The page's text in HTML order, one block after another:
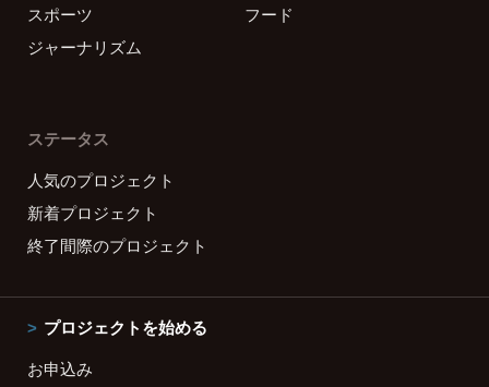
スポーツ
フード
ジャーナリズム
ステータス
人気のプロジェクト
新着プロジェクト
終了間際のプロジェクト
プロジェクトを始める
お申込み